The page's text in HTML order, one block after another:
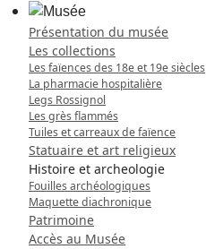
Présentation du musée
Les collections
Les faïences des 18e et 19e siècles
La pharmacie hospitalière
Legs Rossignol
Les grès flammés
Tuiles et carreaux de faïence
Statuaire et art religieux
Histoire et archeologie
Fouilles archéologiques
Maquette diachronique
Patrimoine
Accès au Musée